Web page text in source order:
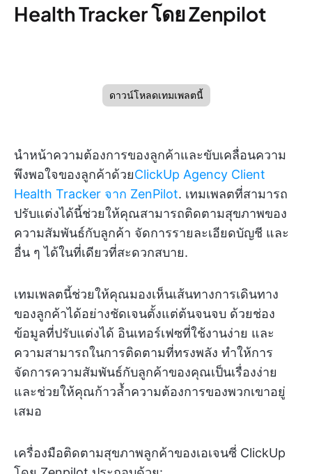
Health Tracker โดย Zenpilot
ดาวน์โหลดเทมเพลตนี้
นำหน้าความต้องการของลูกค้าและขับเคลื่อนความ
พึงพอใจของลูกค้าด้วยClickUp Agency Client
Health Tracker จาก ZenPilot. เทมเพลตที่สามารถ
ปรับแต่งได้นี้ช่วยให้คุณสามารถติดตามสุขภาพของ
ความสัมพันธ์กับลูกค้า จัดการรายละเอียดบัญชี และ
อื่น ๆ ได้ในที่เดียวที่สะดวกสบาย.
เทมเพลตนี้ช่วยให้คุณมองเห็นเส้นทางการเดินทาง
ของลูกค้าได้อย่างชัดเจนตั้งแต่ต้นจนจบ ด้วยช่อง
ข้อมูลที่ปรับแต่งได้ อินเทอร์เฟซที่ใช้งานง่าย และ
ความสามารถในการติดตามที่ทรงพลัง ทำให้การ
จัดการความสัมพันธ์กับลูกค้าของคุณเป็นเรื่องง่าย
และช่วยให้คุณก้าวล้ำความต้องการของพวกเขาอยู่
เสมอ
เครื่องมือติดตามสุขภาพลูกค้าของเอเจนซี่ ClickUp